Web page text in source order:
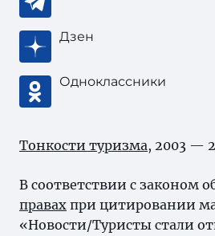
Дзен
Одноклассники
Тонкости туризма, 2003 —
В соответствии с законом
правах при цитировании
«Новости/Туристы стали